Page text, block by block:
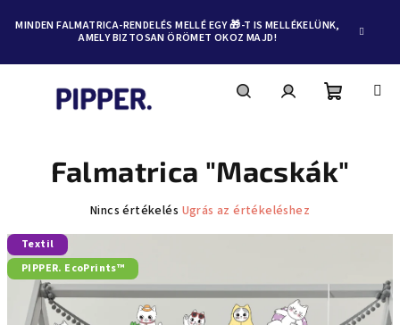
tartalomhoz
MINDEN FALMATRICA-RENDELÉS MELLÉ EGY 🎁-T IS MELLÉKELÜNK,
AMELY BIZTOSAN ÖRÖMET OKOZ MAJD!
Falmatrica "Macskák"
A
értékelése
5-
ből
Nincs értékelés Ugrás az értékeléshez
Textil
PIPPER. EcoPrints™